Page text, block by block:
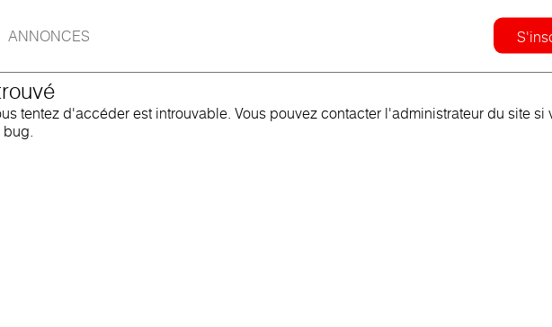
ANNONCES
tentez d'accéder est introuvable. Vous pouvez contacter l'administrateur du site si